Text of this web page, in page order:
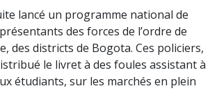
lancé un programme national de
des forces de l’ordre de
des districts de Bogota. Ces policiers,
le livret à des foules assistant à
étudiants, sur les marchés en plein